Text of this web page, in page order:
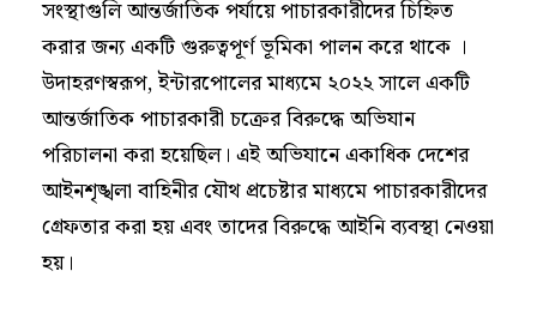
সংস্থাগুলি আন্তর্জাতিক পর্যায়ে পাচারকারীদের চিহ্নিত
করার জন্য একটি গুরুত্বপূর্ণ ভূমিকা পালন করে থাকে ।
উদাহরণস্বরূপ, ইন্টারপোলের মাধ্যমে ২০২২ সালে একটি
আন্তর্জাতিক পাচারকারী চক্রের বিরুদ্ধে অভিযান
পরিচালনা করা হয়েছিল। এই অভিযানে একাধিক দেশের
আইনশৃঙ্খলা বাহিনীর যৌথ প্রচেষ্টার মাধ্যমে পাচারকারীদের
গ্রেফতার করা হয় এবং তাদের বিরুদ্ধে আইনি ব্যবস্থা নেওয়া
হয়।